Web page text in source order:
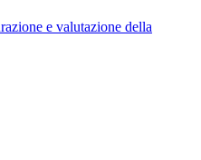
e valutazione della